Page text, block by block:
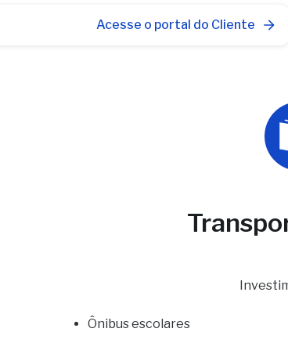
Acesse o portal do Cliente
Ônibus escolares